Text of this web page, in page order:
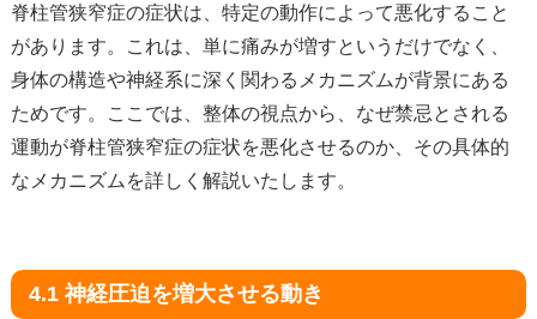
脊柱管狭窄症の症状は、特定の動作によって悪化すること
があります。これは、単に痛みが増すというだけでなく、
身体の構造や神経系に深く関わるメカニズムが背景にある
ためです。ここでは、整体の視点から、なぜ禁忌とされる
運動が脊柱管狭窄症の症状を悪化させるのか、その具体的
なメカニズムを詳しく解説いたします。
4.1 神経圧迫を増大させる動き